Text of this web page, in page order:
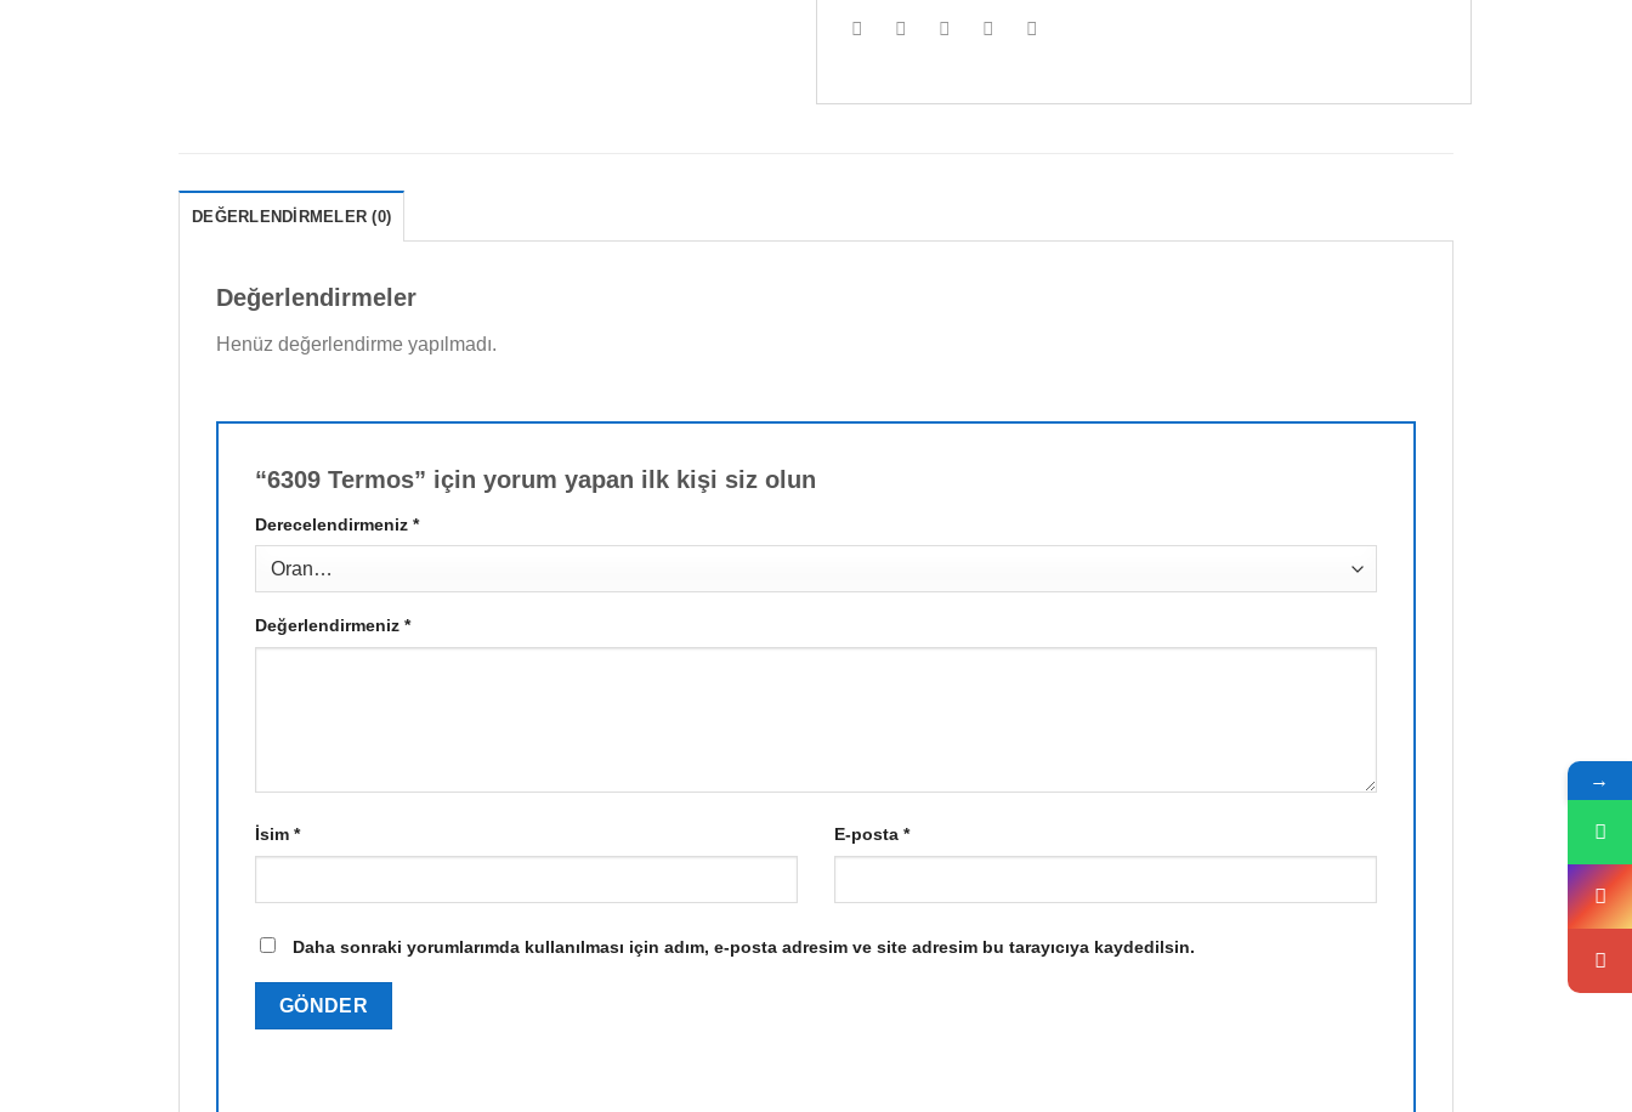
DEĞERLENDIRMELER (0)
Değerlendirmeler
Henüz değerlendirme yapılmadı.
“6309 Termos” için yorum yapan ilk kişi siz olun
Derecelendirmeniz *
Değerlendirmeniz *
İsim * E-posta *
Daha sonraki yorumlarımda kullanılması için adım, e-posta adresim ve site adresim bu tarayıcıya kaydedilsin.
→